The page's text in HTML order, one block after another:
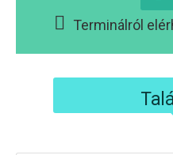
Terminálról